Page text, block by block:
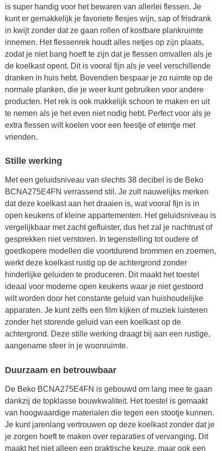
is super handig voor het bewaren van allerlei flessen. Je
kunt er gemakkelijk je favoriete flesjes wijn, sap of frisdrank
in kwijt zonder dat ze gaan rollen of kostbare plankruimte
innemen. Het flessenrek houdt alles netjes op zijn plaats,
zodat je niet bang hoeft te zijn dat je flessen omvallen als je
de koelkast opent. Dit is vooral fijn als je veel verschillende
dranken in huis hebt. Bovendien bespaar je zo ruimte op de
normale planken, die je weer kunt gebruiken voor andere
producten. Het rek is ook makkelijk schoon te maken en uit
te nemen als je het even niet nodig hebt. Perfect voor als je
extra flessen wilt koelen voor een feestje of etentje met
vrienden.
Stille werking
Met een geluidsniveau van slechts 38 decibel is de Beko
BCNA275E4FN verrassend stil. Je zult nauwelijks merken
dat deze koelkast aan het draaien is, wat vooral fijn is in
open keukens of kleine appartementen. Het geluidsniveau is
vergelijkbaar met zacht gefluister, dus het zal je nachtrust of
gesprekken niet verstoren. In tegenstelling tot oudere of
goedkopere modellen die voortdurend brommen en zoemen,
werkt deze koelkast rustig op de achtergrond zonder
hinderlijke geluiden te produceren. Dit maakt het toestel
ideaal voor moderne open keukens waar je niet gestoord
wilt worden door het constante geluid van huishoudelijke
apparaten. Je kunt zelfs een film kijken of muziek luisteren
zonder het storende geluid van een koelkast op de
achtergrond. Deze stille werking draagt bij aan een rustige,
aangename sfeer in je woonruimte.
Duurzaam en betrouwbaar
De Beko BCNA275E4FN is gebouwd om lang mee te gaan
dankzij de topklasse bouwkwaliteit. Het toestel is gemaakt
van hoogwaardige materialen die tegen een stootje kunnen.
Je kunt jarenlang vertrouwen op deze koelkast zonder dat je
je zorgen hoeft te maken over reparaties of vervanging. Dit
maakt het niet alleen een praktische keuze, maar ook een